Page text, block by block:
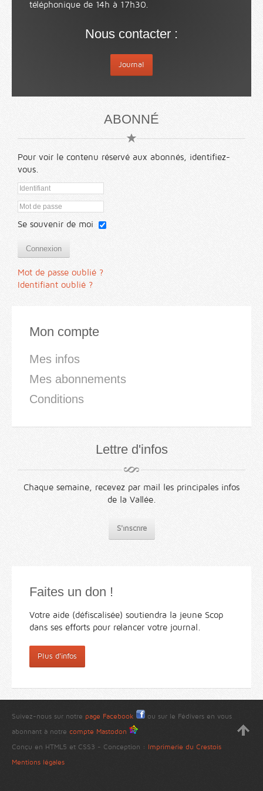
téléphonique de 14h à 17h30.
Nous contacter :
Journal
ABONNÉ
Pour voir le contenu réservé aux abonnés, identifiez-
vous.
Se souvenir de moi
Connexion
Mot de passe oublié ?
Identifiant oublié ?
Mon compte
Mes infos
Mes abonnements
Conditions
Lettre d'infos
Chaque semaine, recevez par mail les principales infos
de la Vallée.
S'inscrire
Faites un don !
Votre aide (défiscalisée) soutiendra la jeune Scop
dans ses efforts pour relancer votre journal.
Plus d'infos
Suivez-nous sur notre page Facebook
ou sur le Fédivers en vous
abonnant à notre compte Mastodon
Conçu en HTML5 et CSS3 - Conception :
Imprimerie du Crestois
Mentions légales